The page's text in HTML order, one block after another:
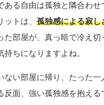
ある自由は孤独と隣合わせ
トは、 孤独感による寂し
た部屋が、真っ暗で冷え切
持ちになりますよね。
ない部屋に帰り、たった一
反面、強い孤独感を抱える